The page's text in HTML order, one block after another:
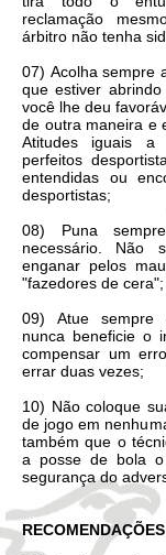
reclamação
árbitro não tenha
07) Acolha sempre
que estiver
você lhe deu
de outra maneira e
Atitudes iguais
perfeitos
entendidas ou
desportistas;
08) Puna
necessário. Não
enganar pelos
"fazedores de cera";
09) Atue sempre
nunca beneficie o
compensar um
errar duas vezes;
10) Não coloque
de jogo em
também que o
a posse de bola
segurança do